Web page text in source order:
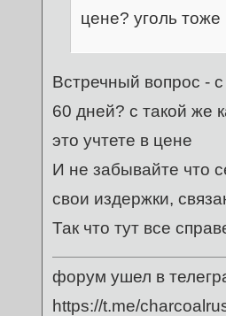
цене? уголь
Встречный вопрос -
60 дней? с такой же
это учтете в цене
И не забывайте что
свои издержки,
Так что тут все
форум ушел в
https://t.me/